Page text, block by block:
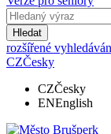
Hledat
rozšířené
CZČesky
CZČesky
ENEnglish